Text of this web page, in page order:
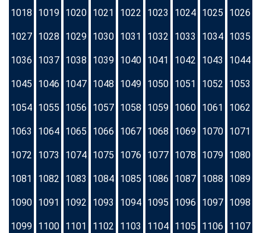
1018 1019 1020 1021 1022 1023 1024 1025 1026
1027 1028 1029 1030 1031 1032 1033 1034 1035
1036 1037 1038 1039 1040 1041 1042 1043 1044
1045 1046 1047 1048 1049 1050 1051 1052 1053
1054 1055 1056 1057 1058 1059 1060 1061 1062
1063 1064 1065 1066 1067 1068 1069 1070 1071
1072 1073 1074 1075 1076 1077 1078 1079 1080
1081 1082 1083 1084 1085 1086 1087 1088 1089
1090 1091 1092 1093 1094 1095 1096 1097 1098
1099 1100 1101 1102 1103 1104 1105 1106 1107